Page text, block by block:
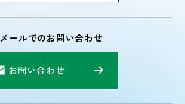
メールでのお問い合わせ
お問い合わせ